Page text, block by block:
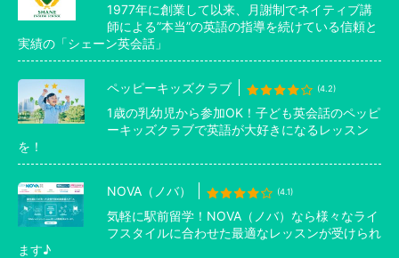
1977年に創業して以来、月謝制でネイティブ講
師による”本当”の英語の指導を続けている信頼と
実績の「シェーン英会話」
ペッピーキッズクラブ (4.2)
1歳の乳幼児から参加OK！子ども英会話のペッピ
ーキッズクラブで英語が大好きになるレッスン
を！
NOVA（ノバ） (4.1)
気軽に駅前留学！NOVA（ノバ）なら様々なライ
フスタイルに合わせた最適なレッスンが受けられ
ます♪